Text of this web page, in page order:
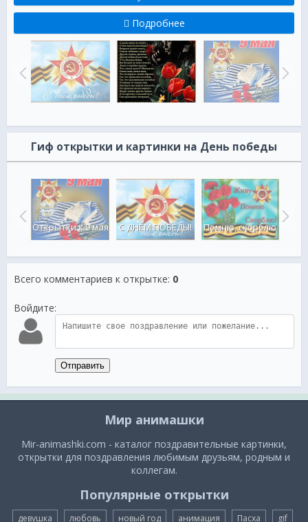
Подробнее
Гиф открытки и картинки на День победы
Открытки к 9 мая С ДНЁМ ПОБЕДЫ! Помню, скорблю
Всего комментариев к открытке: 0
Войдите:
Отправить
Мир анимашки
Mir-animashki.com - каталог поздравительные картинки,
открытки для поздравления любимым друзьям, родным и
коллегам.
Популярные открытки
девушка любовь новый год анимация Пасха gif